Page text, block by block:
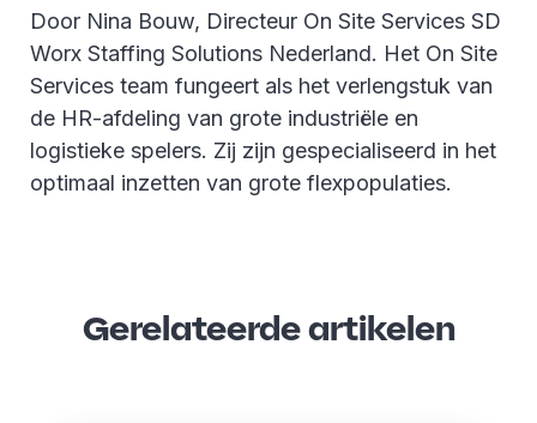
Door Nina Bouw, Directeur On Site Services SD
Worx Staffing Solutions Nederland. Het On Site
Services team fungeert als het verlengstuk van
de HR-afdeling van grote industriële en
logistieke spelers. Zij zijn gespecialiseerd in het
optimaal inzetten van grote flexpopulaties.
Gerelateerde artikelen